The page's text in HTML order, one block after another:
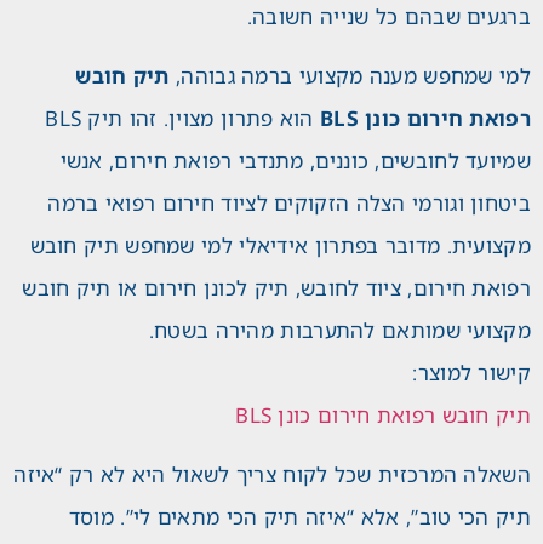
ברגעים שבהם כל שנייה חשובה.
למי שמחפש מענה מקצועי ברמה גבוהה, תיק חובש
רפואת חירום כונן BLS
הוא פתרון מצוין. זהו תיק BLS
שמיועד לחובשים, כוננים, מתנדבי רפואת חירום, אנשי
ביטחון וגורמי הצלה הזקוקים לציוד חירום רפואי ברמה
מקצועית. מדובר בפתרון אידיאלי למי שמחפש תיק חובש
רפואת חירום, ציוד לחובש, תיק לכונן חירום או תיק חובש
מקצועי שמותאם להתערבות מהירה בשטח.
קישור למוצר:
תיק חובש רפואת חירום כונן BLS
השאלה המרכזית שכל לקוח צריך לשאול היא לא רק “איזה
תיק הכי טוב”, אלא “איזה תיק הכי מתאים לי”. מוסד